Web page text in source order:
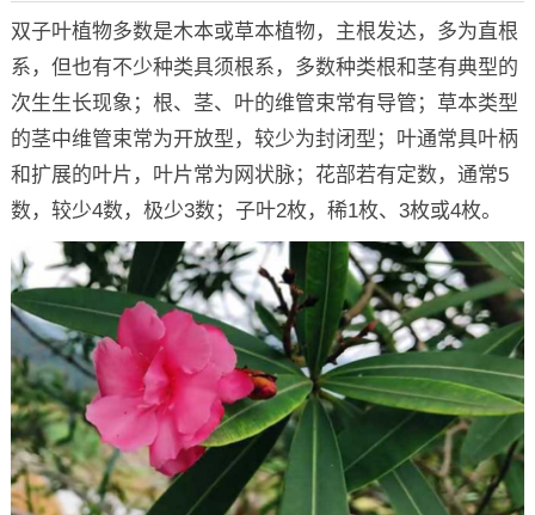
双子叶植物多数是木本或草本植物，主根发达，多为直根
系，但也有不少种类具须根系，多数种类根和茎有典型的
次生生长现象；根、茎、叶的维管束常有导管；草本类型
的茎中维管束常为开放型，较少为封闭型；叶通常具叶柄
和扩展的叶片，叶片常为网状脉；花部若有定数，通常5
数，较少4数，极少3数；子叶2枚，稀1枚、3枚或4枚。